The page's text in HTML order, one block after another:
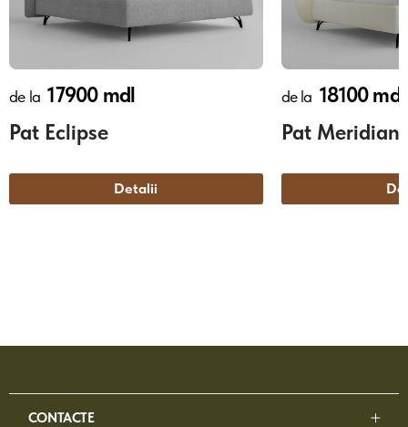
de la 17900 mdl
Pat Eclipse
Detalii
de la 18100 mdl
Pat Meridian
CONTACTE